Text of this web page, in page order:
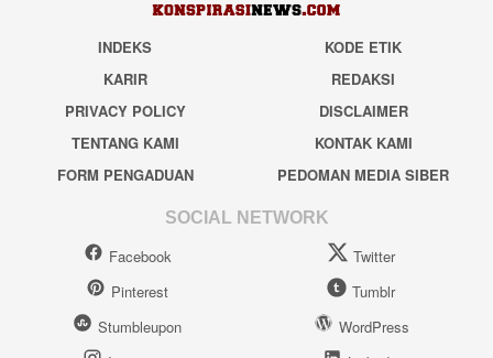
INDEKS
KODE ETIK
KARIR
REDAKSI
PRIVACY POLICY
DISCLAIMER
TENTANG KAMI
KONTAK KAMI
FORM PENGADUAN
PEDOMAN MEDIA SIBER
SOCIAL NETWORK
Facebook
Twitter
Pinterest
Tumblr
Stumbleupon
WordPress